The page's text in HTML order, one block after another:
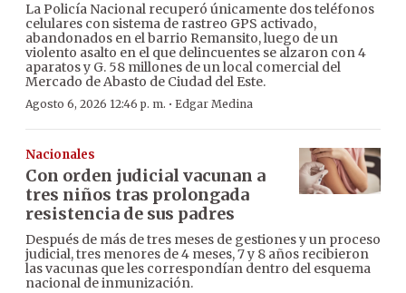
La Policía Nacional recuperó únicamente dos teléfonos
celulares con sistema de rastreo GPS activado,
abandonados en el barrio Remansito, luego de un
violento asalto en el que delincuentes se alzaron con 4
aparatos y G. 58 millones de un local comercial del
Mercado de Abasto de Ciudad del Este.
Agosto 6, 2026 12:46 p. m. · Edgar Medina
Nacionales
Con orden judicial vacunan a
tres niños tras prolongada
resistencia de sus padres
Después de más de tres meses de gestiones y un proceso
judicial, tres menores de 4 meses, 7 y 8 años recibieron
las vacunas que les correspondían dentro del esquema
nacional de inmunización.